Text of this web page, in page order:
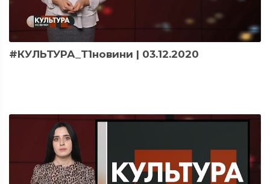
#КУЛЬТУРА_Т1новини | 03.12.2020